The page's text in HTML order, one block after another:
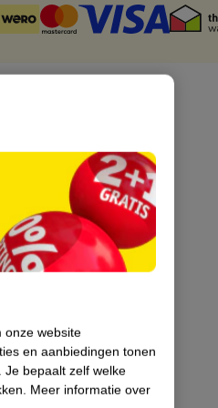
onze website
en aanbiedingen tonen
Je bepaalt zelf welke
Meer informatie over